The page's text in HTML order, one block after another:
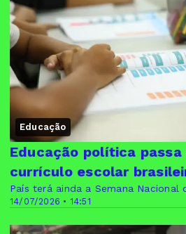
Educação
14/07/2026 • 14:51
Educação política
currículo escolar
País terá ainda a Semana Nacional